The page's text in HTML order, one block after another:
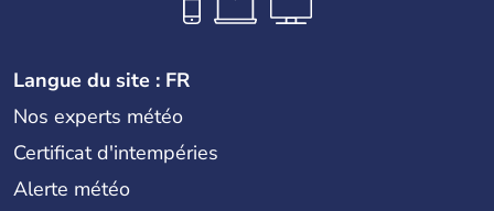
Langue du site : FR
Nos experts météo
Certificat d'intempéries
Alerte météo